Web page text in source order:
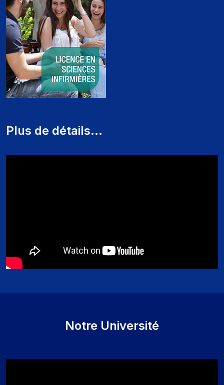
Plus de détails...
Notre Université